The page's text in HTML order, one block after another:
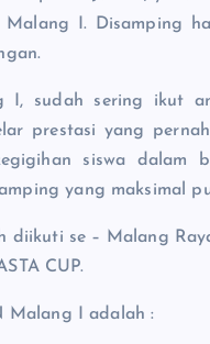
I. Disamping
I, sudah sering ikut
prestasi yang
siswa dalam
yang maksimal
diikuti se – Malang
CUP.
Malang I adalah :